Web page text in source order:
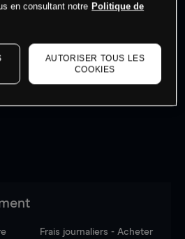
Connectez-vous
du marché.Log into see latest
market data
Frais journaliers - Acheter
en consultant notre Politique de
AUTORISER TOUS LES
COOKIES